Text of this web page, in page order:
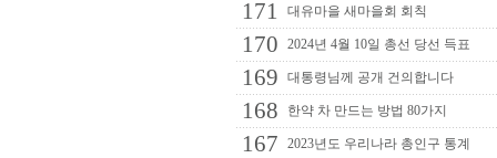
171 대유마을 새마을회 회칙
170 2024년 4월 10일 총선 당선 득표
169 대통령님께 공개 건의합니다
168 한약 차 만드는 방법 80가지
167 2023년도 우리나라 총인구 통계